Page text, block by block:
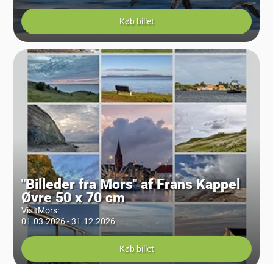
Køb billet
"Billeder fra Mors" af Frans Kappel
Øvre 50 x 70 cm
VisitMors:
01.03.2026 - 31.12.2026
Køb billet